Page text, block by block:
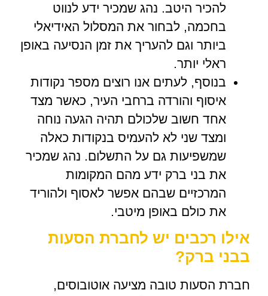
להכיר היטב. נהג שמכיר ידע לנווט
בחכמה, לבחור את המסלול האידיאלי
ביותר וגם להעריך את זמן הנסיעה באופן
ראלי יותר.
בנוסף, לעתים אנו רוצים מספר נקודות
איסוף והורדה ברחבי העיר, כאשר מצד
אחד חשוב שלכולם תהיה הגעה נוחה
ומצד שני לא להעמיס בנקודות כאלה
שמשפיעות גם על התשלום. נהג שמכיר
את בני ברק ידע מהם המקומות
המרכזיים שבהם אפשר לאסוף ולהוריד
את כולם באופן מיטבי.
אילו רכבים יש לחברת הסעות
בבני ברק?
חברת הסעות טובה מציעה אוטובוסים,